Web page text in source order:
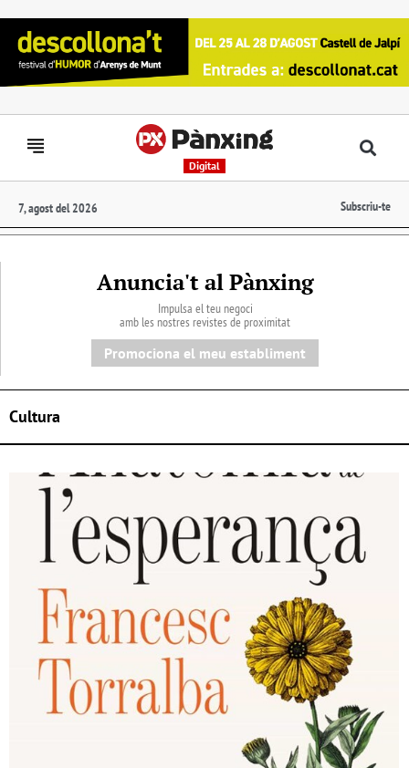
Digital
7, agost del 2026 Subscriu-te
Anuncia't al Pànxing
Impulsa el teu negoci
amb les nostres revistes de proximitat
Promociona el meu establiment
Cultura